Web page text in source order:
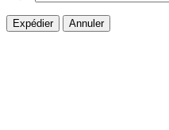
Expédier Annuler